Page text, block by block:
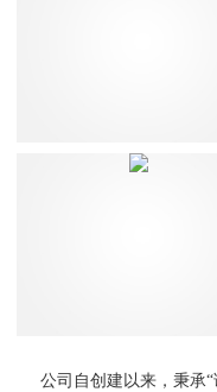
公司自创建以来，秉承“